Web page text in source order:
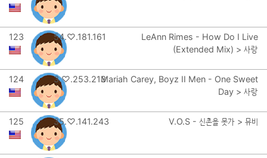
123 54.♡.181.161
LeAnn Rimes - How Do I Live
(Extended Mix) > 사랑
124 3.♡.253.213Mariah Carey, Boyz II Men - One Sweet
Day > 사랑
125 35.♡.141.243 V.O.S - 신촌을 못가 > 뮤비